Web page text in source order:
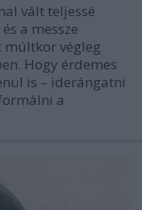
vált teljessé
a messze
múltkor végleg
Hogy érdemes
is – iderángatni
a